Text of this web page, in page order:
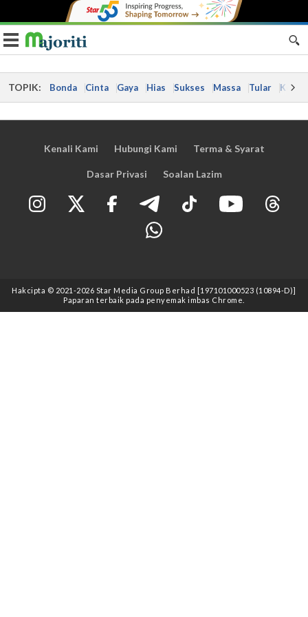
Toggle navigation
TOPIK: Bonda Cinta Gaya Hias Sukses Massa Tular Kes
Kenali Kami Hubungi Kami Terma & Syarat
Dasar Privasi Soalan Lazim
Hakcipta © 2021 -2026 Star Media Group Berhad [197101000523 (10894-D)]
Paparan terbaik pada penyemak imbas Chrome.